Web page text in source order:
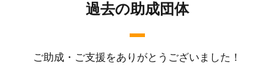
過去の助成団体
ご助成・ご支援をありがとうございました！